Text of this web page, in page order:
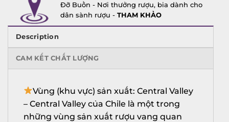
Đỡ Buồn - Nơi thưởng rượu, bia dành cho
dân sành rượu - THAM KHẢO
Description
CAM KẾT CHẤT LƯỢNG
Vùng (khu vực) sản xuất: Central Valley
– Central Valley của Chile là một trong
những vùng sản xuất rượu vang quan